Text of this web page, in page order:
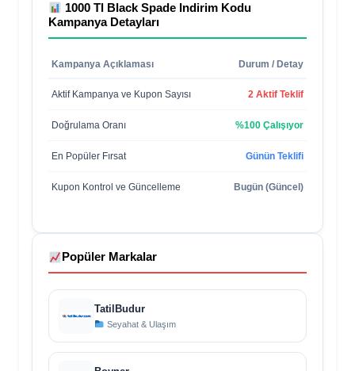
1000 Tl Black Spade Indirim Kodu
Kampanya Detayları
Kampanya Açıklaması Durum / Detay
Aktif Kampanya ve Kupon Sayısı 2 Aktif Teklif
Doğrulama Oranı %100 Çalışıyor
En Popüler Fırsat Günün Teklifi
Kupon Kontrol ve Güncelleme Bugün (Güncel)
Popüler Markalar
TatilBudur
Seyahat & Ulaşım